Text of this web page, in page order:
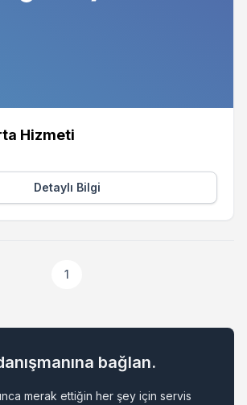
Hizmeti
Detaylı Bilgi
1
bağlan.
merak ettiğin her şey için servis